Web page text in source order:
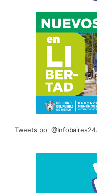
Tweets por @Infobaires24.